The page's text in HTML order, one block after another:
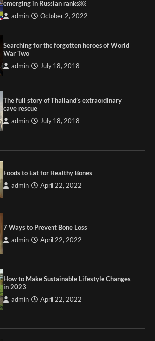
emerging in Russian ranks￼
admin October 2, 2022
Searching for the forgotten heroes of World
War Two
admin July 18, 2018
The full story of Thailand’s extraordinary
cave rescue
admin July 18, 2018
Foods to Eat for Healthy Bones
admin April 22, 2022
7 Ways to Prevent Bone Loss
admin April 22, 2022
How to Make Sustainable Lifestyle Changes
in 2023
admin April 22, 2022